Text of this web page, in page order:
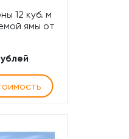
12 куб. м
ямы от